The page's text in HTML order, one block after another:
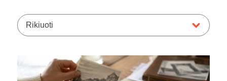
Rikiuoti